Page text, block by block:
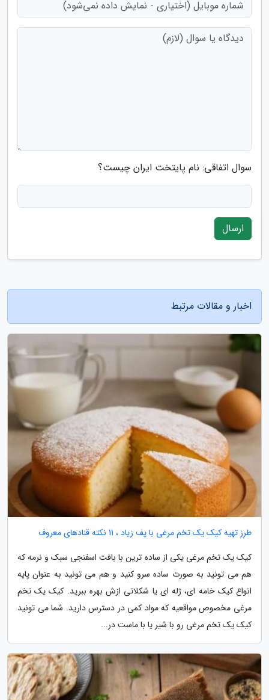
سوال اتفاقی: نام پایتخت ایران چیست؟
ارسال
اخبار و مقالات مرتبط
طرز تهیه کیک یک تخم مرغی با پف زیاد ، 11 نکته قنادهای معروف
کیک یک تخم مرغی یکی از ساده ترین با بافت اسفنجی سبک و نرمه که
هم می تونید به صورت ساده سرو کنید و هم می تونید به عنوان پایه
انواع کیک خامه ای، ژله ای یا شکلاتی ازش بهره ببرید. کیک یک تخم
مرغی مخصوص مواقعیه که مواد کمی در دسترس دارید. شما می تونید
کیک یک تخم مرغی رو با شیر یا با ماست در...